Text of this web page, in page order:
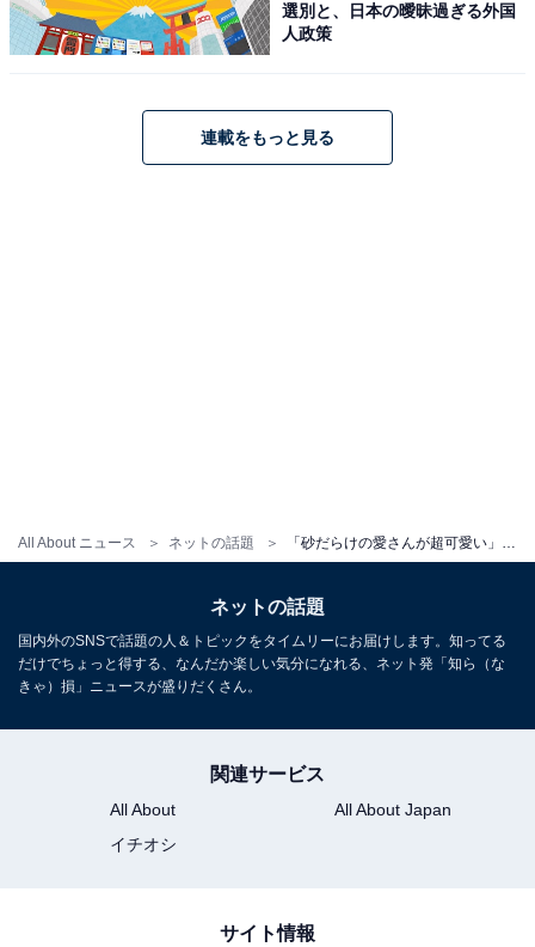
All About ニュース ネットの話題 「砂だらけの愛さんが超可愛い」冨永愛、スタイル抜群な大胆ビキニ姿を公開！ 「ますますお美しい」
選別と、日本の曖昧過ぎる外国
人政策
連載をもっと見る
ネットの話題
国内外のSNSで話題の人＆トピックをタイムリーにお届けします。知ってる
だけでちょっと得する、なんだか楽しい気分になれる、ネット発「知ら（な
きゃ）損」ニュースが盛りだくさん。
関連サービス
All About
All About Japan
イチオシ
サイト情報